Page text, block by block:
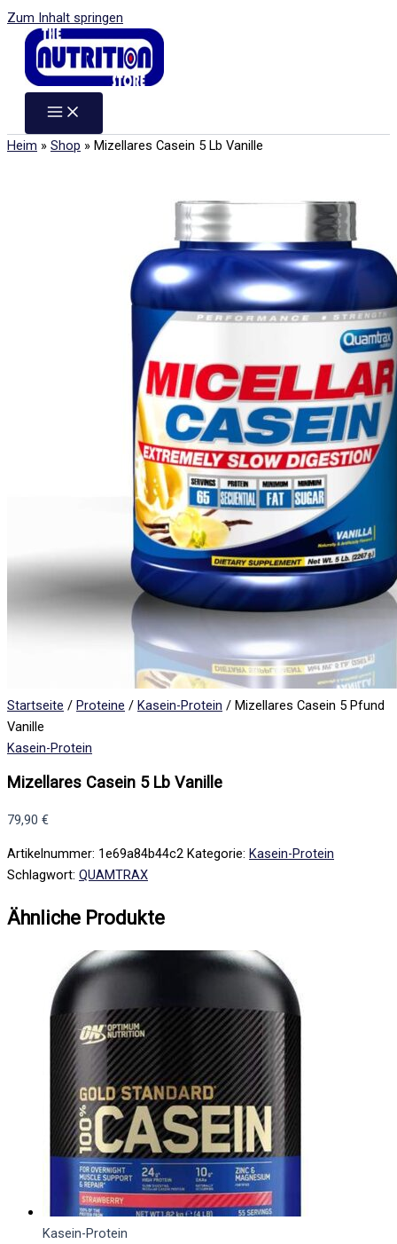
Zum Inhalt springen
Heim » Shop » Mizellares Casein 5 Lb Vanille
Startseite / Proteine / Kasein-Protein / Mizellares Casein 5 Pfund
Vanille
Kasein-Protein
Mizellares Casein 5 Lb Vanille
79,90 €
Artikelnummer: 1e69a84b44c2 Kategorie: Kasein-Protein
Schlagwort: QUAMTRAX
Ähnliche Produkte
Kasein-Protein